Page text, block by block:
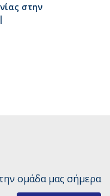
στην
ομάδα μας σήμερα